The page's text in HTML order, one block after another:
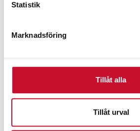
Statistik
Marknadsföring
Tillåt alla
Tillåt urval
specialerbjudanden, rabatter och nyheter.